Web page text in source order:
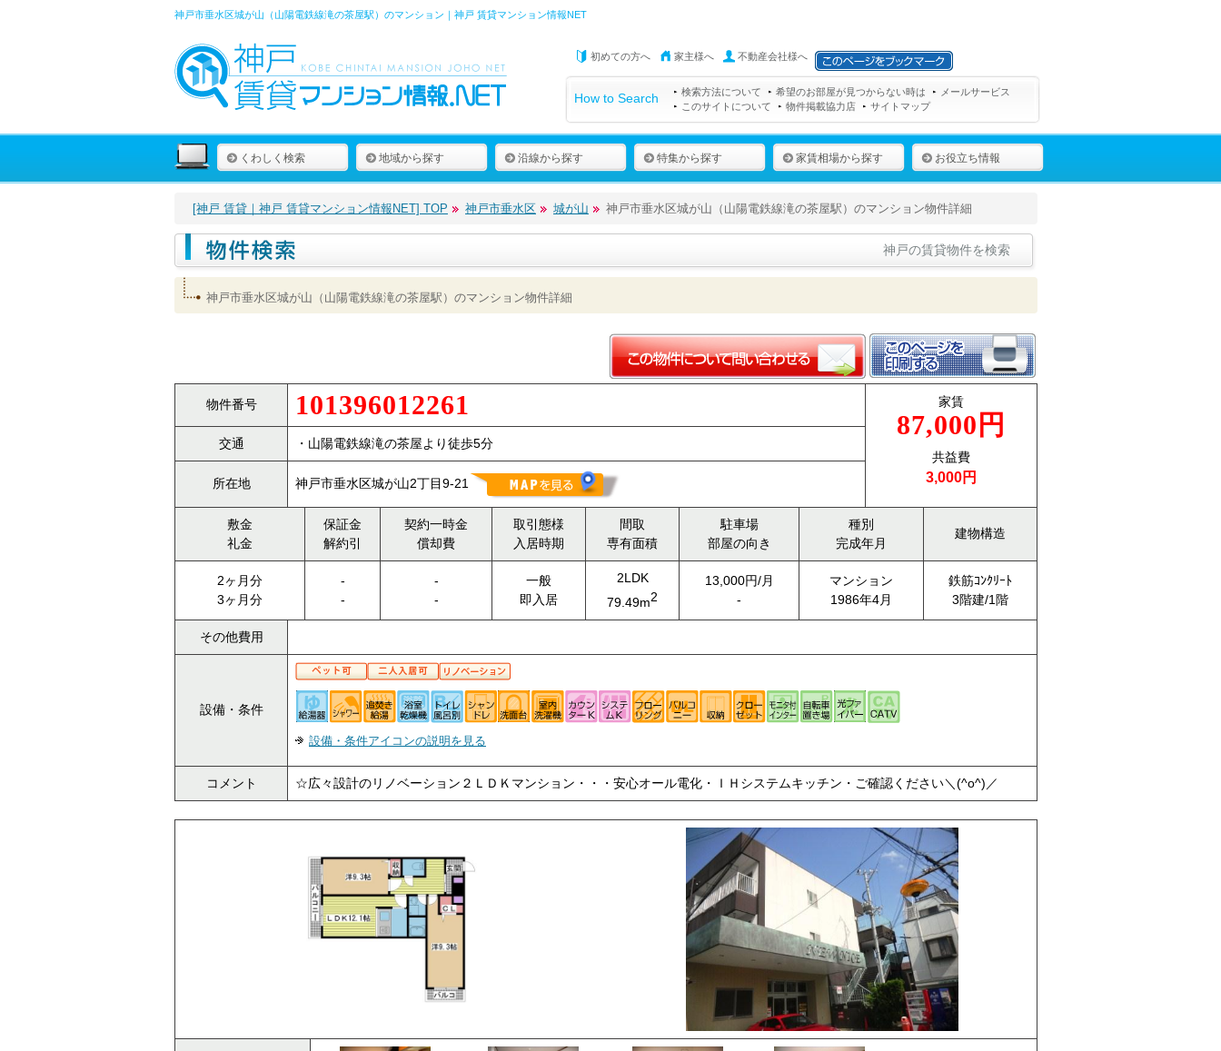
神戸市垂水区城が山（山陽電鉄線滝の茶屋駅）のマンション｜神戸 賃貸マンション情報NET
初めての方へ 家主様へ 不動産会社様へ
How to Search 検索方法について 希望のお部屋が見つからない時は
メールサービス
このサイトについて
物件掲載協力店 サイトマップ
くわしく検索 地域から探す 沿線から探す 特集から探す 家賃相場から探す お役立ち情報
[神戸 賃貸｜神戸 賃貸マンション情報NET] TOP 神戸市垂水区 城が山 神戸市垂水区城が山（山陽電鉄線滝の茶屋駅）のマンション物件詳細
神戸の賃貸物件を検索
神戸市垂水区城が山（山陽電鉄線滝の茶屋駅）のマンション物件詳細
物件番号 101396012261 家賃
87,000円
共益費
3,000円
交通 ・山陽電鉄線滝の茶屋より徒歩5分
所在地 神戸市垂水区城が山2丁目9-21
敷金
礼金
保証金
解約引
契約一時金
償却費
取引態様
入居時期
間取
専有面積
駐車場
部屋の向き
種別
完成年月
建物構造
2ヶ月分
3ヶ月分
-
-
-
-
一般
即入居
2LDK
79.49m2
13,000円/月
-
マンション
1986年4月
鉄筋ｺﾝｸﾘｰﾄ
3階建/1階
その他費用
設備・条件
設備・条件アイコンの説明を見る
コメント ☆広々設計のリノベーション２ＬＤＫマンション・・・安心オール電化・ＩＨシステムキッチン・ご確認ください＼(^o^)／